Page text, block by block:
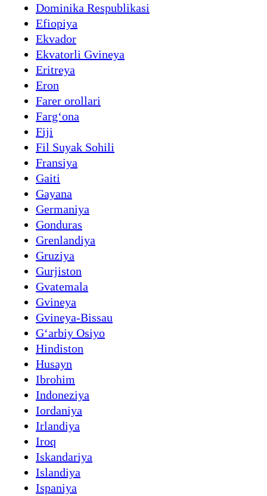
Dominika Respublikasi
Efiopiya
Ekvador
Ekvatorli Gvineya
Eritreya
Eron
Farer orollari
Fargʻona
Fiji
Fil Suyak Sohili
Fransiya
Gaiti
Gayana
Germaniya
Gonduras
Grenlandiya
Gruziya
Gurjiston
Gvatemala
Gvineya
Gvineya-Bissau
Gʻarbiy Osiyo
Hindiston
Husayn
Ibrohim
Indoneziya
Iordaniya
Irlandiya
Iroq
Iskandariya
Islandiya
Ispaniya